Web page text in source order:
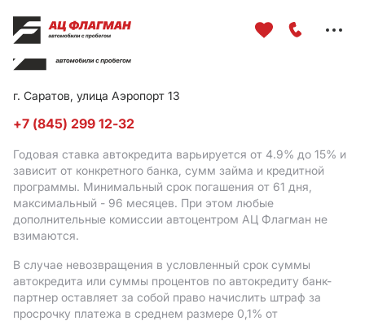
г. Саратов, улица Аэропорт 13
+7 (845) 299 12-32
Годовая ставка автокредита варьируется от 4.9% до 15% и
зависит от конкретного банка, сумм займа и кредитной
программы. Минимальный срок погашения от 61 дня,
максимальный - 96 месяцев. При этом любые
дополнительные комиссии автоцентром АЦ Флагман не
взимаются.
В случае невозвращения в условленный срок суммы
автокредита или суммы процентов по автокредиту банк-
партнер оставляет за собой право начислить штраф за
просрочку платежа в среднем размере 0,1% от